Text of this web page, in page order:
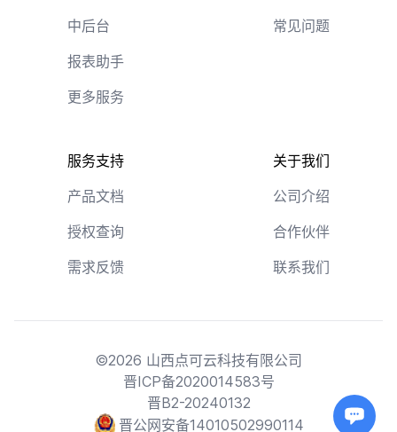
中后台
报表助手
更多服务
常见问题
服务支持
产品文档
授权查询
需求反馈
关于我们
公司介绍
合作伙伴
联系我们
©2026 山西点可云科技有限公司
晋ICP备2020014583号
晋B2-20240132
晋公网安备14010502990114